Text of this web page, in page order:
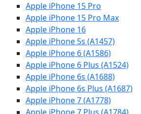
Apple iPhone 15 Pro
Apple iPhone 15 Pro Max
Apple iPhone 16
Apple iPhone 5s (A1457)
Apple iPhone 6 (A1586)
Apple iPhone 6 Plus (A1524)
Apple iPhone 6s (A1688)
Apple iPhone 6s Plus (A1687)
Apple iPhone 7 (A1778)